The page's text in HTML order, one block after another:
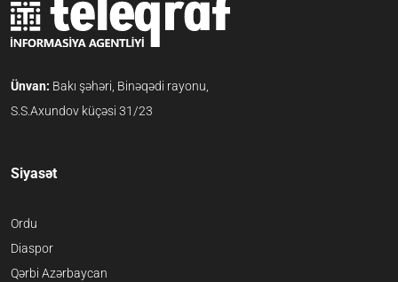
Ünvan: Bakı şəhəri, Binəqədi rayonu,
S.S.Axundov küçəsi 31/23
Siyasət
Ordu
Diaspor
Qərbi Azərbaycan